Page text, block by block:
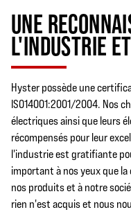
UNE
L'INDUSTRIE
Hyster possède une
ISO14001:2001/2004. Nos
électriques ainsi que leurs
récompensés pour leur
l'industrie est gratifiante
important à nos yeux que
nos produits et à notre
rien n'est acquis et nous